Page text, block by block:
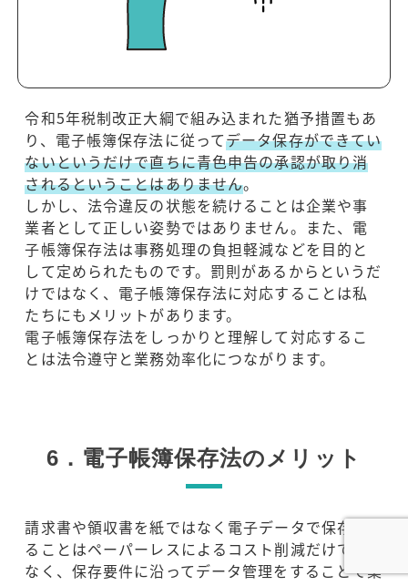
令和5年税制改正大綱で組み込まれた猶予措置もあ
り、電子帳簿保存法に従ってデータ保存ができてい
ないというだけで直ちに青色申告の承認が取り消
されるということはありません。
しかし、法令違反の状態を続けることは企業や事
業者として正しい姿勢ではありません。また、電
子帳簿保存法は事務処理の負担軽減などを目的と
して定められたものです。罰則があるからというだ
けではなく、電子帳簿保存法に対応することは私
たちにもメリットがあります。
電子帳簿保存法をしっかりと理解して対応するこ
とは法令遵守と業務効率化につながります。
6．電子帳簿保存法のメリット
請求書や領収書を紙ではなく電子データで保存す
ることはペーパーレスによるコスト削減だけでは
なく、保存要件に沿ってデータ管理をすることで業